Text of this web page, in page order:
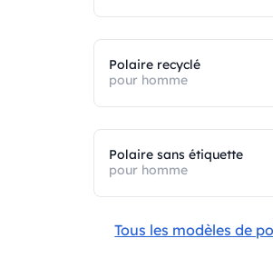
Polaire recyclé
pour homme
Polaire sans étiquette
pour homme
Tous les modèles de